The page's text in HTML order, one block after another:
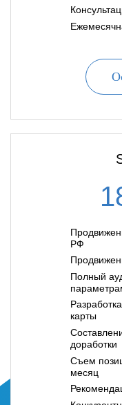
РФ
Полный
карты
доработки
Съем
месяц